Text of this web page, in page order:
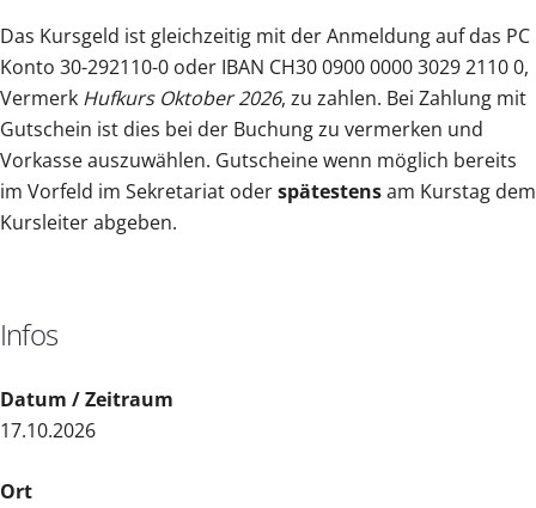
Das Kursgeld ist gleichzeitig mit der Anmeldung auf das PC
Konto 30-292110-0 oder IBAN CH30 0900 0000 3029 2110 0,
Vermerk Hufkurs Oktober 2026, zu zahlen. Bei Zahlung mit
Gutschein ist dies bei der Buchung zu vermerken und
Vorkasse auszuwählen. Gutscheine wenn möglich bereits
im Vorfeld im Sekretariat oderspätestensam Kurstag dem
Kursleiter abgeben.
Infos
Datum / Zeitraum
17.10.2026
Ort